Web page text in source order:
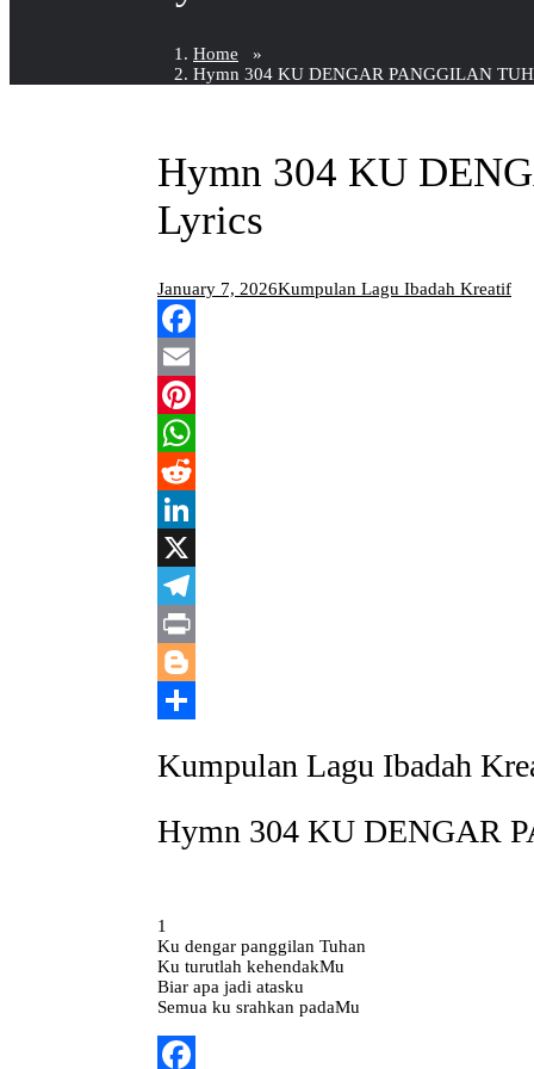
Home »
Hymn 304 KU DENGAR PANGGILAN
Hymn 304 KU
Lyrics
January 7, 2026Kumpulan Lagu Ibadah Kreatif
Facebook
Email
Pinterest
WhatsApp
Reddit
LinkedIn
X
Telegram
Print
Blogger
Kumpulan Lagu Ibadah
Hymn 304 KU DENGAR
1
Ku dengar panggilan Tuhan
Ku turutlah kehendakMu
Biar apa jadi atasku
Semua ku srahkan padaMu